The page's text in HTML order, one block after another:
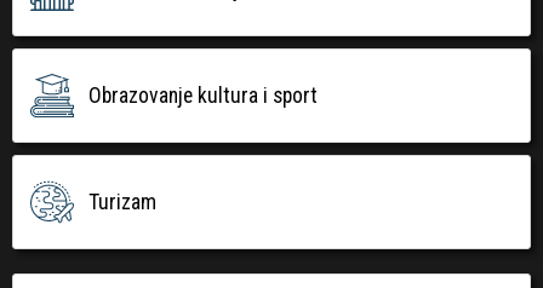
Obrazovanje kultura i sport
Turizam